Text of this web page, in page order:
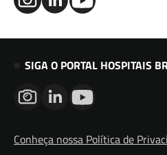
SIGA O PORTAL HOSPITAIS
Conheça nossa Política de